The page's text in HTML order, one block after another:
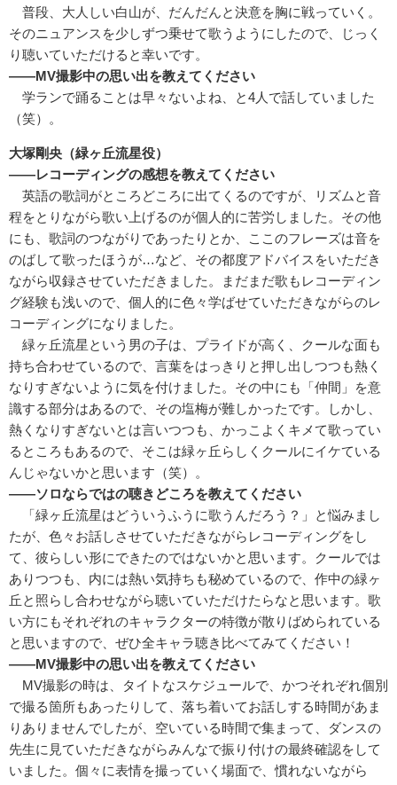
普段、大人しい白山が、だんだんと決意を胸に戦っていく。
そのニュアンスを少しずつ乗せて歌うようにしたので、じっく
り聴いていただけると幸いです。
――MV撮影中の思い出を教えてください
学ランで踊ることは早々ないよね、と4人で話していました
（笑）。
大塚剛央（緑ヶ丘流星役）
――レコーディングの感想を教えてください
英語の歌詞がところどころに出てくるのですが、リズムと音
程をとりながら歌い上げるのが個人的に苦労しました。その他
にも、歌詞のつながりであったりとか、ここのフレーズは音を
のばして歌ったほうが…など、その都度アドバイスをいただき
ながら収録させていただきました。まだまだ歌もレコーディン
グ経験も浅いので、個人的に色々学ばせていただきながらのレ
コーディングになりました。
緑ヶ丘流星という男の子は、プライドが高く、クールな面も
持ち合わせているので、言葉をはっきりと押し出しつつも熱く
なりすぎないように気を付けました。その中にも「仲間」を意
識する部分はあるので、その塩梅が難しかったです。しかし、
熱くなりすぎないとは言いつつも、かっこよくキメて歌ってい
るところもあるので、そこは緑ヶ丘らしくクールにイケている
んじゃないかと思います（笑）。
――ソロならではの聴きどころを教えてください
「緑ヶ丘流星はどういうふうに歌うんだろう？」と悩みまし
たが、色々お話しさせていただきながらレコーディングをし
て、彼らしい形にできたのではないかと思います。クールでは
ありつつも、内には熱い気持ちも秘めているので、作中の緑ヶ
丘と照らし合わせながら聴いていただけたらなと思います。歌
い方にもそれぞれのキャラクターの特徴が散りばめられている
と思いますので、ぜひ全キャラ聴き比べてみてください！
――MV撮影中の思い出を教えてください
MV撮影の時は、タイトなスケジュールで、かつそれぞれ個別
で撮る箇所もあったりして、落ち着いてお話しする時間があま
りありませんでしたが、空いている時間で集まって、ダンスの
先生に見ていただきながらみんなで振り付けの最終確認をして
いました。個々に表情を撮っていく場面で、慣れないながら